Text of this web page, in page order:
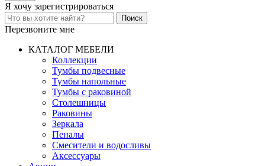
Я хочу зарегистрироваться
Перезвоните мне
КАТАЛОГ МЕБЕЛИ
Коллекции
Тумбы подвесные
Тумбы напольные
Тумбы с раковиной
Столешницы
Раковины
Зеркала
Пеналы
Смесители и водосливы
Аксессуары